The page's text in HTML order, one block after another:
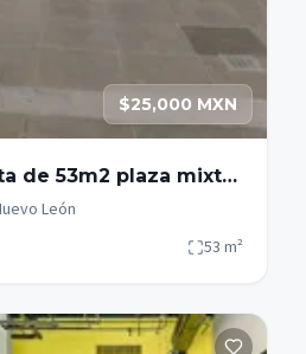
$25,000 MXN
de 53m2 plaza mixta
- Contry - Tec
León
53 m²